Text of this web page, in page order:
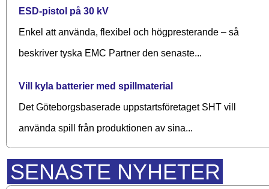
ESD-pistol på 30 kV
Enkel att använda, flexibel och högpresterande – så
beskriver tyska EMC Partner den senaste...
Vill kyla batterier med spillmaterial
Det Göteborgsbaserade upp­starts­företaget SHT vill
använda spill från produktionen av sina...
SENASTE NYHETER